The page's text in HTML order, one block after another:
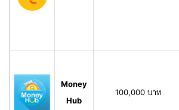
Money
Hub
100,000 บาท